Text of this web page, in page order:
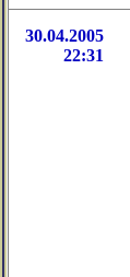
30.04.2005
22:31